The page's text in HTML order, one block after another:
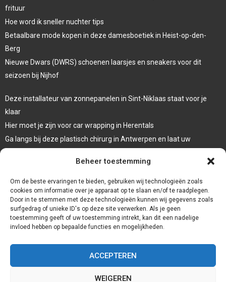
Beheer toestemming
Om de beste ervaringen te bieden, gebruiken wij technologieën zoals
cookies om informatie over je apparaat op te slaan en/of te raadplegen.
Door in te stemmen met deze technologieën kunnen wij gegevens zoals
surfgedrag of unieke ID's op deze site verwerken. Als je geen
toestemming geeft of uw toestemming intrekt, kan dit een nadelige
invloed hebben op bepaalde functies en mogelijkheden.
ACCEPTEREN
WEIGEREN
frituur
Hoe word ik sneller nuchter tips
Betaalbare mode kopen in deze damesboetiek in Heist-op-den-
Berg
Nieuwe Dwars (DWRS) schoenen laarsjes en sneakers voor dit
seizoen bij Nijhof
Deze installateur van zonnepanelen in Sint-Niklaas staat voor je
klaar
Hier moet je zijn voor car wrapping in Herentals
Ga langs bij deze plastisch chirurg in Antwerpen en laat uw
Laat een systeemdiagnose uitvoeren bij deze garage in Dessel